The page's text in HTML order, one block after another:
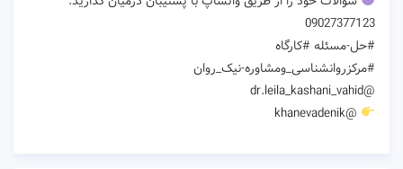
09027377123
#حل-مسئله #کارگاه
#مرکزروانشناسی_ومشاوره-نیک_روان
@dr.leila_kashani_vahid
@khanevadenik